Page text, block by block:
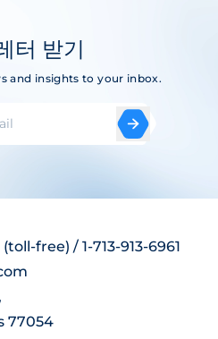
터 받기
and insights to your inbox.
free) / 1-713-913-6961
77054